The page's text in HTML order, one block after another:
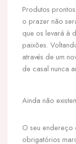
Produtos
o prazer não
que os levará à
paixões.
através de um
de casal nunca
Ainda não
O seu
obrigatórios